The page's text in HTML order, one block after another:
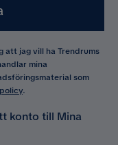
att jag vill ha Trendrums
mina
som
.
konto till Mina